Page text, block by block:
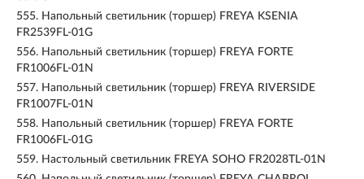
555. Напольный светильник (торшер) FREYA KSENIA
FR2539FL-01G
556. Напольный светильник (торшер) FREYA FORTE
FR1006FL-01N
557. Напольный светильник (торшер) FREYA RIVERSIDE
FR1007FL-01N
558. Напольный светильник (торшер) FREYA FORTE
FR1006FL-01G
559. Настольный светильник FREYA SOHO FR2028TL-01N